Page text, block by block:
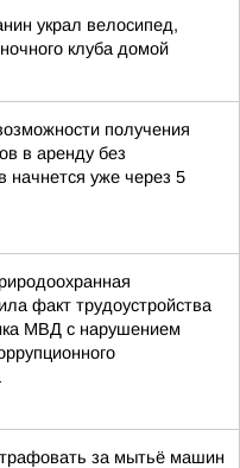
украл велосипед,
клуба домой
получения
в аренду без
начнется уже через 5
факт трудоустройства
МВД с нарушением
за мытьё машин